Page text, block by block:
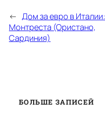
← Дом за евро в Италии:
Монтреста (Ористано,
Сардиния)
БОЛЬШЕ ЗАПИСЕЙ